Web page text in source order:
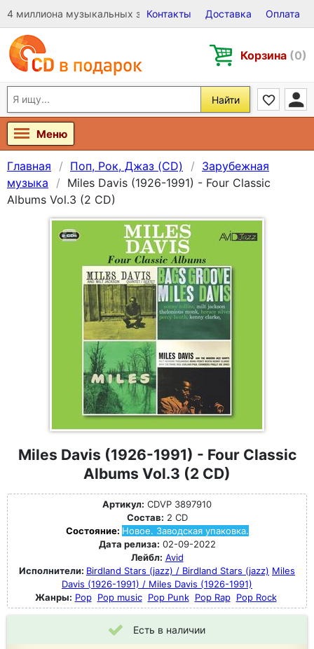
4 миллиона музыкальных записей на Виниле, CD и DVD
Контакты Доставка Оплата
Корзина (0)
Найти
Меню
Главная Поп, Рок, Джаз (CD)
Зарубежная
музыка
Miles Davis (1926-1991) - Four Classic
Albums Vol.3 (2 CD)
Miles Davis (1926-1991) - Four Classic
Albums Vol.3 (2 CD)
Артикул: CDVP 3897910
Состав: 2 CD
Состояние: Новое. Заводская упаковка.
Дата релиза: 02-09-2022
Лейбл: Avid
Исполнители: Birdland Stars (jazz) / Birdland Stars (jazz) Miles
Davis (1926-1991) / Miles Davis (1926-1991)
Жанры: Pop Pop music Pop Punk Pop Rap Pop Rock
Есть в наличии